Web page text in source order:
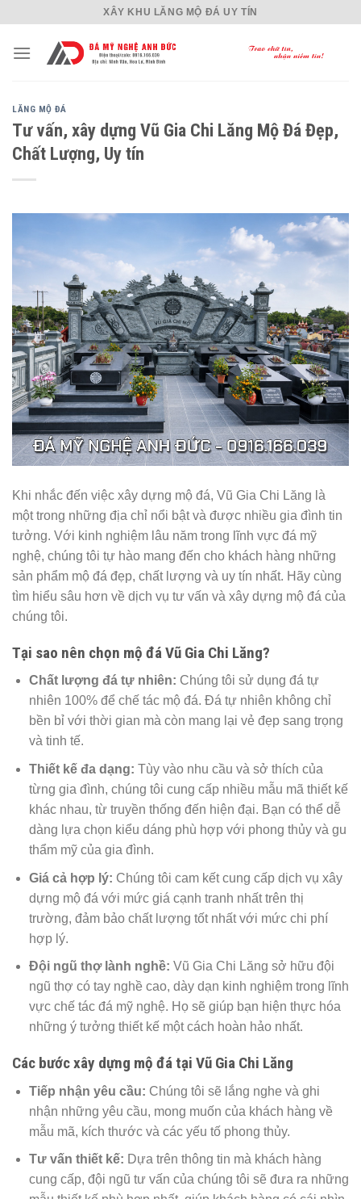
content
XÂY KHU LĂNG MỘ ĐÁ UY TÍN
LĂNG MỘ ĐÁ
Tư vấn, xây dựng Vũ Gia Chi Lăng Mộ Đá Đẹp,
Chất Lượng, Uy tín
Khi nhắc đến việc xây dựng mộ đá, Vũ Gia Chi Lăng là
một trong những địa chỉ nổi bật và được nhiều gia đình tin
tưởng. Với kinh nghiệm lâu năm trong lĩnh vực đá mỹ
nghệ, chúng tôi tự hào mang đến cho khách hàng những
sản phẩm mộ đá đẹp, chất lượng và uy tín nhất. Hãy cùng
tìm hiểu sâu hơn về dịch vụ tư vấn và xây dựng mộ đá của
chúng tôi.
Tại sao nên chọn mộ đá Vũ Gia Chi Lăng?
Chất lượng đá tự nhiên: Chúng tôi sử dụng đá tự
nhiên 100% để chế tác mộ đá. Đá tự nhiên không chỉ
bền bỉ với thời gian mà còn mang lại vẻ đẹp sang trọng
và tinh tế.
Thiết kế đa dạng: Tùy vào nhu cầu và sở thích của
từng gia đình, chúng tôi cung cấp nhiều mẫu mã thiết kế
khác nhau, từ truyền thống đến hiện đại. Bạn có thể dễ
dàng lựa chọn kiểu dáng phù hợp với phong thủy và gu
thẩm mỹ của gia đình.
Giá cả hợp lý: Chúng tôi cam kết cung cấp dịch vụ xây
dựng mộ đá với mức giá cạnh tranh nhất trên thị
trường, đảm bảo chất lượng tốt nhất với mức chi phí
hợp lý.
Đội ngũ thợ lành nghề: Vũ Gia Chi Lăng sở hữu đội
ngũ thợ có tay nghề cao, dày dạn kinh nghiệm trong lĩnh
vực chế tác đá mỹ nghệ. Họ sẽ giúp bạn hiện thực hóa
những ý tưởng thiết kế một cách hoàn hảo nhất.
Các bước xây dựng mộ đá tại Vũ Gia Chi Lăng
Tiếp nhận yêu cầu: Chúng tôi sẽ lắng nghe và ghi
nhận những yêu cầu, mong muốn của khách hàng về
mẫu mã, kích thước và các yếu tố phong thủy.
Tư vấn thiết kế: Dựa trên thông tin mà khách hàng
cung cấp, đội ngũ tư vấn của chúng tôi sẽ đưa ra những